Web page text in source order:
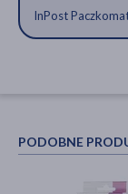
InPost
PODOBNE